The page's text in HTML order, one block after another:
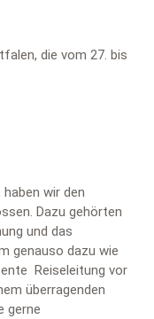
die vom 27. bis
wir den
Dazu gehörten
und das
genauso dazu wie
Reiseleitung vor
überragenden
gerne